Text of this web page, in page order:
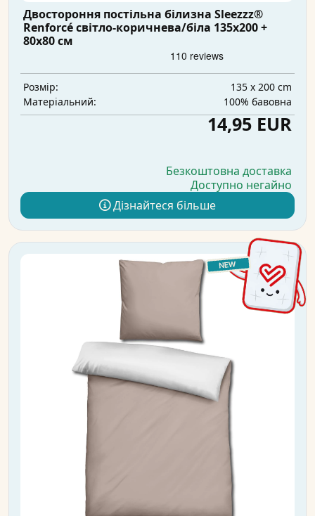
Двостороння постільна білизна Sleezzz®
Renforcé світло-коричнева/біла 135x200 +
80x80 см
Розмір:
135 x 200 cm
Матеріальний:
100% бавовна
14,95 EUR
Безкоштовна доставка
Доступно негайно
Дізнайтеся більше